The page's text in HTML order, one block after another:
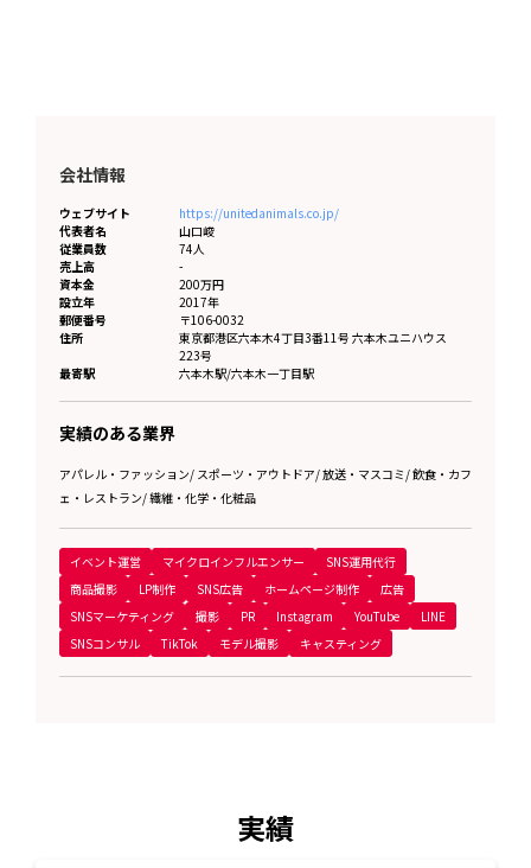
会社情報
ウェブサイト
https://unitedanimals.co.jp/
代表者名
山口峻
従業員数
74人
売上高
-
資本金
200万円
設立年
2017年
郵便番号
〒106-0032
住所
東京都港区六本木4丁目3番11号 六本木ユニハウス
223号
最寄駅
六本木駅/六本木一丁目駅
実績のある業界
アパレル・ファッション/スポーツ・アウトドア/放送・マスコミ /飲食・カフ
ェ・レストラン/繊維・化学・化粧品
イベント運営 マイクロインフルエンサー
SNS運用代行
商品撮影
LP制作 SNS広告 ホームページ制作
広告
SNSマーケティング
撮影 PR Instagram YouTube
LINE
SNSコンサル
TikTok モデル撮影 キャスティング
実績